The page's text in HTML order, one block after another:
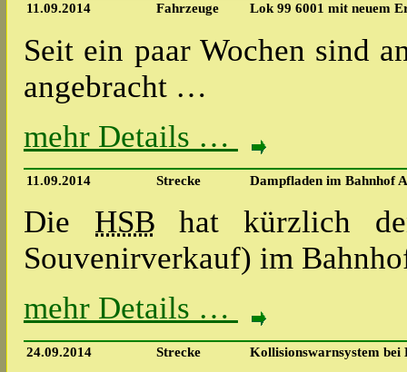
11.09.2014 Fahrzeuge Lok 99 6001 mit neuem
Seit ein paar Wochen sind
angebracht …
mehr Details …
11.09.2014 Strecke Dampfladen im Bahnhof
Die HSB hat kürzlich
Souvenirverkauf) im
mehr Details …
24.09.2014 Strecke Kollisionswarnsystem bei